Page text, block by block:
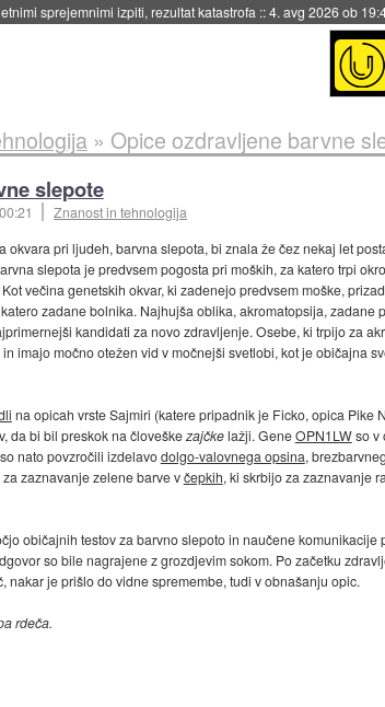
svojo raketo za večkratno uporabo::4. avg 2026 ob 19:41
» Opice ozdravljene barvne
slepote
Znanost in tehnologija
pri ljudeh, barvna slepota, bi znala že čez nekaj let
slepota je predvsem pogosta pri moških, za katero trpi
večina genetskih okvar, ki zadenejo predvsem moške,
zadane bolnika. Najhujša oblika, akromatopsija, zadane
kandidati za novo zdravljenje. Osebe, ki trpijo za
imajo močno otežen vid v močnejši svetlobi, kot je običajna
na opicah vrste Sajmiri (katere pripadnik je Ficko, opica Pike
da bi bil preskok na človeškezajčkelažji. GeneOPN1LWso v
nato povzročili izdelavodolgo-valovnega opsina,
zaznavanje zelene barve včepkih, ki skrbijo za zaznavanje
običajnih testov za barvno slepoto in naučene komunikacije
so bile nagrajene z grozdjevim sokom. Po začetku
nakar je prišlo do vidne spremembe, tudi v obnašanju opic.
rdeča.